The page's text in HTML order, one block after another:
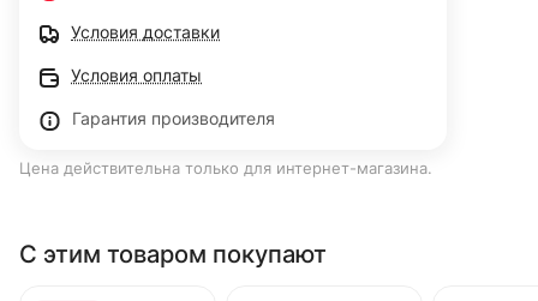
Условия доставки
Условия оплаты
Гарантия производителя
Цена действительна только для интернет-магазина.
С этим товаром покупают